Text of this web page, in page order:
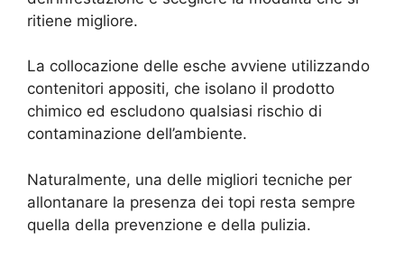
ritiene migliore.
La collocazione delle esche avviene utilizzando
contenitori appositi, che isolano il prodotto
chimico ed escludono qualsiasi rischio di
contaminazione dell’ambiente.
Naturalmente, una delle migliori tecniche per
allontanare la presenza dei topi resta sempre
quella della prevenzione e della pulizia.